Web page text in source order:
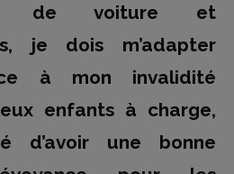
de voiture et
je dois m’adapter
à mon invalidité
enfants à charge,
d’avoir une bonne